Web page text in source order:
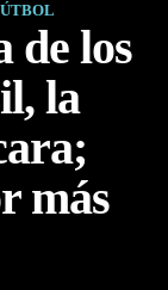
de los
la
más